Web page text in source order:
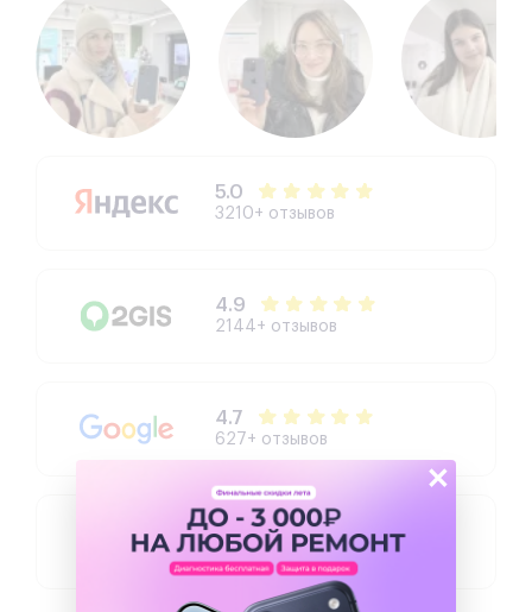
5.0
3210+ отзывов
4.9
2144+ отзывов
4.7
627+ отзывов
4.3
504+ отзывов
×